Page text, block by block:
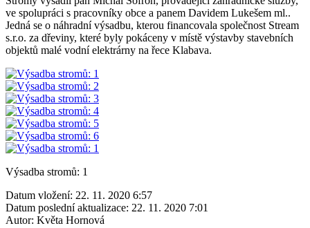
ve spolupráci s pracovníky obce a panem Davidem Lukešem ml..
Jedná se o náhradní výsadbu, kterou financovala společnost Stream
s.r.o. za dřeviny, které byly pokáceny v místě výstavby stavebních
objektů malé vodní elektrárny na řece Klabava.
Výsadba stromů: 1
Datum vložení: 22. 11. 2020 6:57
Datum poslední aktualizace: 22. 11. 2020 7:01
Autor: Květa Hornová